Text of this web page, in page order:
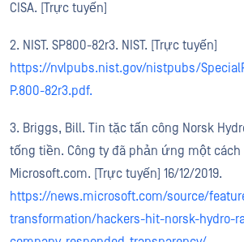
CISA. [Trực tuyến]
2. NIST. SP800-82r3. NIST. [Trực tuyến]
https://nvlpubs.nist.gov/nistpubs/
P.800-82r3.pdf.
3. Briggs, Bill. Tin tặc tấn công Norsk
tống tiền. Công ty đã phản ứng một
Microsoft.com. [Trực tuyến] 16/12/2019.
https://news.microsoft.com/source/
transformation/hackers-hit-norsk-hydro-